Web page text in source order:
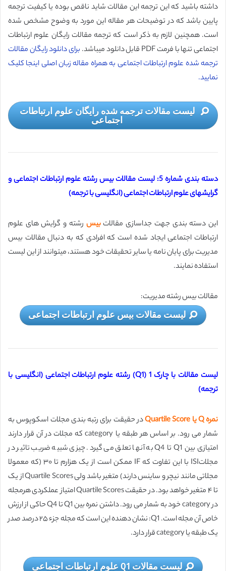
داشته باشید که این ترجمه این مقالات شاید ناقص بوده یا کیفیت ترجمه
پایین باشد که در توضیحات هر مقاله این مورد به وضوح مشخص شده
است. همچنین لازم به ذکر است که ترجمه مقالات رایگان علوم ارتباطات
اجتماعی تنها با فرمت PDF قابل دانلود میباشد.
برای دانلود رایگان مقالات
ترجمه شده علوم ارتباطات اجتماعی به همراه مقاله زبان اصلی اینجا کلیک
نمایید.
لیست مقالات ترجمه شده رایگان علوم ارتباطات
اجتماعی
دسته بندی شماره 5: لیست مقالات بیس رشته علوم ارتباطات اجتماعی و
گرایشهای علوم ارتباطات اجتماعی (انگلیسی با ترجمه)
این دسته بندی جهت جداسازی مقالاتبیس رشته و گرایش های علوم
ارتباطات اجتماعی ایجاد شده است که افرادی که به دنبال مقالات بیس
مدیریت برای پایان نامه یا سایر تحقیقات خود هستند، میتوانند از این لیست
استفاده نمایند.
مقالات بیس رشته مدیریت:
لیست مقالات بیس علوم ارتباطات اجتماعی
لیست مقالات با چارک 1 (Q1) رشته علوم ارتباطات اجتماعی (انگلیسی با
ترجمه)
نمره Q یا Quartile Score
در حقیقت برای رتبه بندی مجلات اسکوپوس به
شمار می رود. بر اساس هر طبقه یا category که مجلات در آن قرار دارند
امتیازی بین Q1 تا Q4 به آنها تعلق می گیرد. چیزی شبیه ضریب تاثیر در
مجلاتISI با این تفاوت که IF ممکن است از یک هزارم تا ۳۰ (که معمولا
مجلاتی مانند نیچر و ساینس دارند) متغیر باشد ولی Quartile Scores از یک
تا ۴ متغیر خواهد بود. در حقیقت Quartile Scores امتیاز عملکردی هرمجله
در category خود به شمار می رود. داشتن نمره بین Q1 تا Q4 حاکی از ارزش
خاص آن مجله است. Q1: نشان دهنده اين است که مجله جزء ۲۵ درصد صدر
يک طبقه يا category قرار دارد.
لیست مقالات Q1 علوم ارتباطات اجتماعی